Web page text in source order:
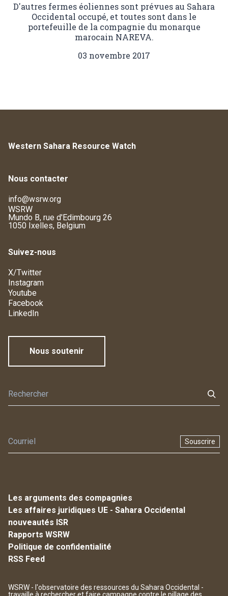
D'autres fermes éoliennes sont prévues au Sahara
Occidental occupé, et toutes sont dans le
portefeuille de la compagnie du monarque
marocain NAREVA.
03 novembre 2017
Western Sahara Resource Watch
Nous contacter
info@wsrw.org
WSRW
Mundo B, rue d'Edimbourg 26
1050 Ixelles, Belgium
Suivez-nous
X/Twitter
Instagram
Youtube
Facebook
LinkedIn
Nous soutenir
Souscrire
Les arguments des compagnies
Les affaires juridiques UE - Sahara Occidental
nouveautés ISR
Rapports WSRW
Politique de confidentialité
RSS Feed
WSRW - l'observatoire des ressources du Sahara Occidental -
travaille à rechercher et faire campagne contre le pillage des